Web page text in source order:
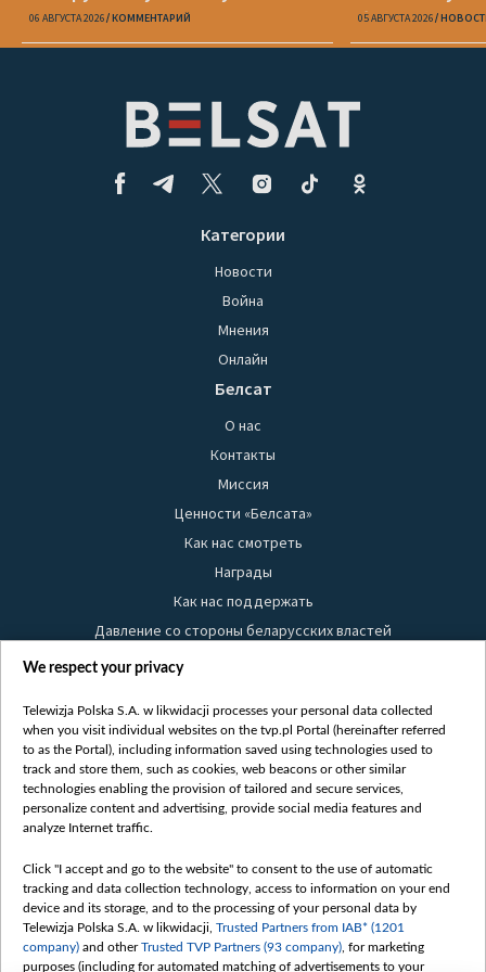
06 АВГУСТА 2026 КОММЕНТАРИЙ
беларусов
05 АВГУСТА 2026
Категории
Новости
Война
Мнения
Онлайн
Белсат
О нас
Контакты
Миссия
Ценности «Белсата»
Как нас смотреть
Награды
Как нас поддержать
Давление со стороны беларусских властей
Правила использования материалов
Безопасность
Youtube
Белсат news
Белсат Life
Belsat English
Biełsat PL
Белсат Now
Белсат Shorts
We respect your privacy
Telewizja Polska S.A. w likwidacji processes your personal data collected
when you visit individual websites on the tvp.pl Portal (hereinafter referred
to as the Portal), including information saved using technologies used to
track and store them, such as cookies, web beacons or other similar
technologies enabling the provision of tailored and secure services,
personalize content and advertising, provide social media features and
analyze Internet traffic.
Click "I accept and go to the website" to consent to the use of automatic
tracking and data collection technology, access to information on your end
device and its storage, and to the processing of your personal data by
Telewizja Polska S.A. w likwidacji, Trusted Partners from IAB* (1201
company) and otherTrusted TVP Partners (93 company) , for marketing
purposes (including for automated matching of advertisements to your